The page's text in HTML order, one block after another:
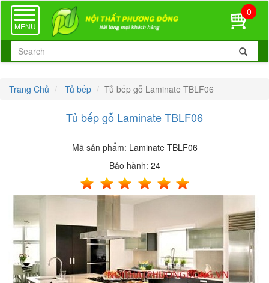
TOGGLE
NAVIGATION
MENU
0
Trang Chủ Tủ bếp Tủ bếp gỗ Laminate TBLF06
Tủ bếp gỗ Laminate TBLF06
Mã sản phẩm: Laminate TBLF06
Bảo hành: 24